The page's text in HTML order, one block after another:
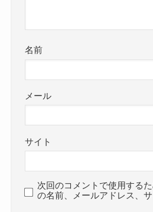
名前
メール
サイト
次回のコメントで使用する
の名前、メールアドレス、サ